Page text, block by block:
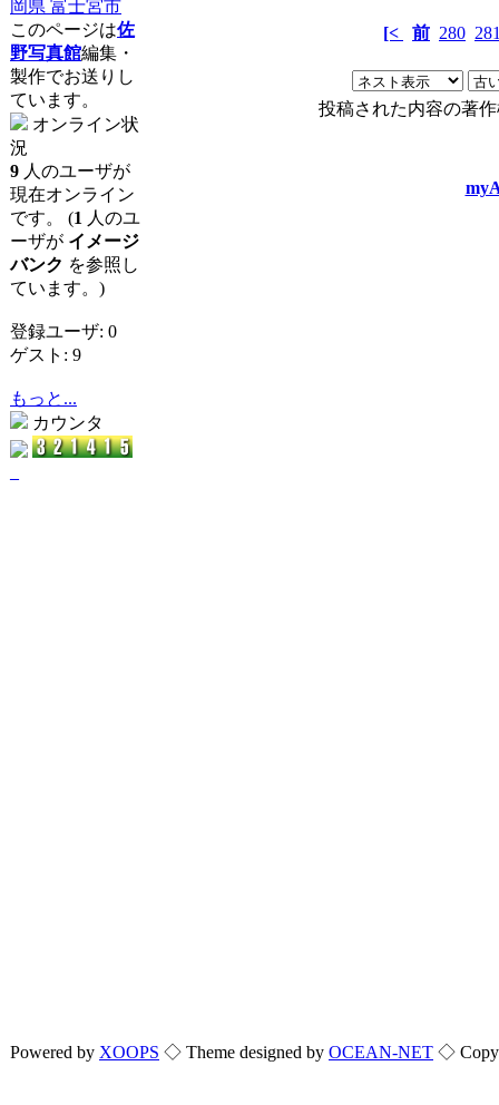
このページは佐
野写真館編集・
製作でお送りし
ています。
オンライン状
況
9 人のユーザが
現在オンライン
です。 (1 人のユ
ーザが イメージ
バンク を参照し
ています。)
登録ユーザ: 0
ゲスト: 9
もっと...
カウンタ
[< 前 280
投稿された内容の著
Powered by XOOPS ◇ Theme designed by OCEAN-NET ◇